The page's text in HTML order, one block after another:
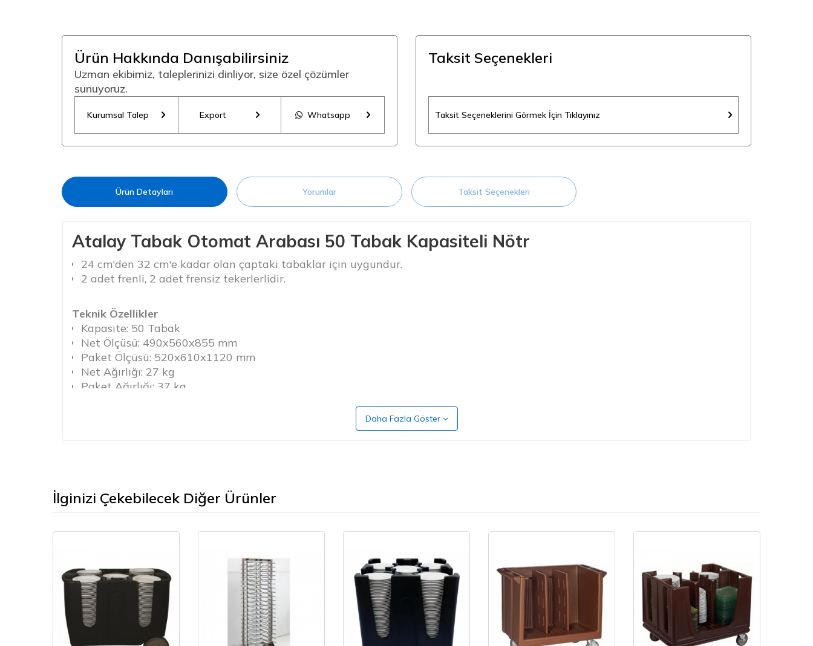
Ürün Hakkında Danışabilirsiniz
Uzman ekibimiz, taleplerinizi dinliyor, size özel çözümler
sunuyoruz.
Kurumsal Talep Export Whatsapp
Taksit Seçenekleri
Taksit Seçeneklerini Görmek İçin Tıklayınız
Ürün Detayları Yorumlar Taksit Seçenekleri
Atalay Tabak Otomat Arabası 50 Tabak Kapasiteli Nötr
24 cm'den 32 cm'e kadar olan çaptaki tabaklar için uygundur.
2 adet frenli, 2 adet frensiz tekerlerlidir.
Teknik Özellikler
Kapasite: 50 Tabak
Net Ölçüsü: 490x560x855 mm
Paket Ölçüsü: 520x610x1120 mm
Net Ağırlığı: 27 kg
Paket Ağırlığı: 37 kg
Daha Fazla Göster
İlginizi Çekebilecek Diğer Ürünler